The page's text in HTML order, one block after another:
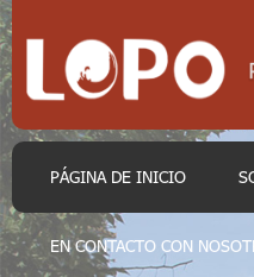
PÁGINA DE INICIO
EN CONTACTO CON